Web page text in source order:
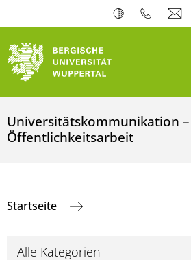
Universitätskommunikation
Öffentlichkeitsarbeit
Startseite